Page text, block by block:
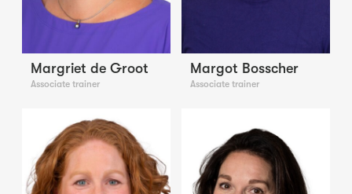
Margriet de Groot
Associate trainer
Margot Bosscher
Associate trainer